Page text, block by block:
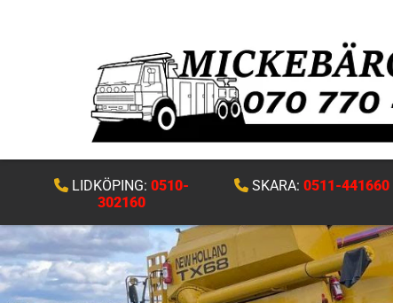
 LIDKÖPING: 0510-
302160
SKARA: 0511-441660